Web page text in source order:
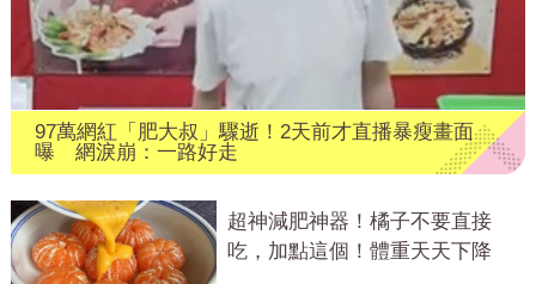
97萬網紅「肥大叔」驟逝！2天前才直播暴瘦畫面
曝 網淚崩：一路好走
超神減肥神器！橘子不要直接
吃，加點這個！體重天天下降